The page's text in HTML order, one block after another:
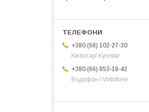
+380 (68) 102-27-30
Київстар/ Kyivstar
+380 (66) 853-18-42
Водофон / Vodofone